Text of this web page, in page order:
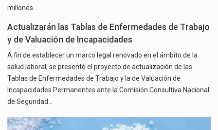
millones…
Actualizarán las Tablas de Enfermedades de Trabajo
y de Valuación de Incapacidades
A fin de establecer un marco legal renovado en el ámbito de la
salud laboral, se presentó el proyecto de actualización de las
Tablas de Enfermedades de Trabajo y la de Valuación de
Incapacidades Permanentes ante la Comisión Consultiva Nacional
de Seguridad…